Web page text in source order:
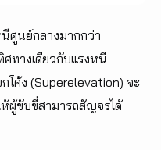
ศูนย์กลางมากกว่า
ศทางเดียวกับแรงหนี
โค้ง (Superelevation) จะ
ผู้ขับขี่สามารถสัญจรได้